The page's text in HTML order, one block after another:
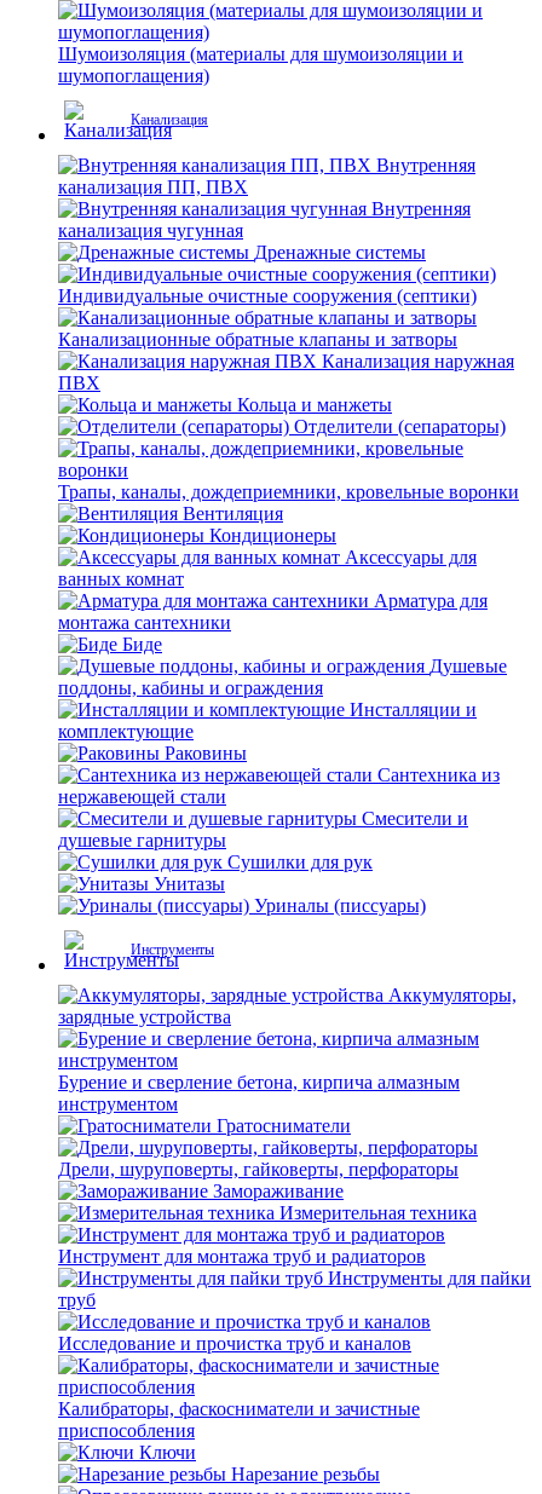
Шумоизоляция (материалы для шумоизоляции и
шумопоглащения)
Канализация
Внутренняя
канализация ПП, ПВХ
Внутренняя
канализация чугунная
Дренажные системы
Индивидуальные очистные сооружения (септики)
Канализационные обратные клапаны и затворы
Канализация наружная
ПВХ
Кольца и манжеты
Отделители (сепараторы)
Трапы, каналы, дождеприемники, кровельные воронки
Вентиляция
Кондиционеры
Аксессуары для
ванных комнат
Арматура для
монтажа сантехники
Биде
Душевые
поддоны, кабины и ограждения
Инсталляции и
комплектующие
Раковины
Сантехника из
нержавеющей стали
Смесители и
душевые гарнитуры
Сушилки для рук
Унитазы
Уриналы (писсуары)
Инструменты
Аккумуляторы,
зарядные устройства
Бурение и сверление бетона, кирпича алмазным
инструментом
Гратосниматели
Дрели, шуруповерты, гайковерты, перфораторы
Замораживание
Измерительная техника
Инструмент для монтажа труб и радиаторов
Инструменты для пайки
труб
Исследование и прочистка труб и каналов
Калибраторы, фаскосниматели и зачистные
приспособления
Ключи
Нарезание резьбы